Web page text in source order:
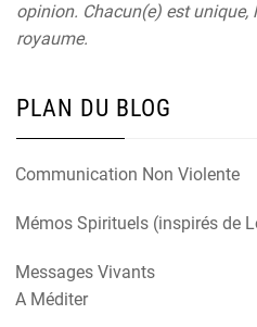
opinion. Chacun(e) est unique,
royaume.
PLAN DU BLOG
Communication Non Violente
Mémos Spirituels (inspirés de
Messages Vivants
A Méditer